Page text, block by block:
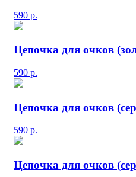
590 р.
Цепочка для очков
590 р.
Цепочка для очков
590 р.
Цепочка для очков